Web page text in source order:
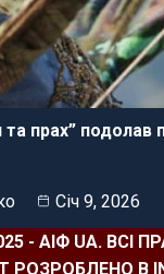
та прах” подолав
Січ 9, 2026
- АІФ UA. ВСІ
В